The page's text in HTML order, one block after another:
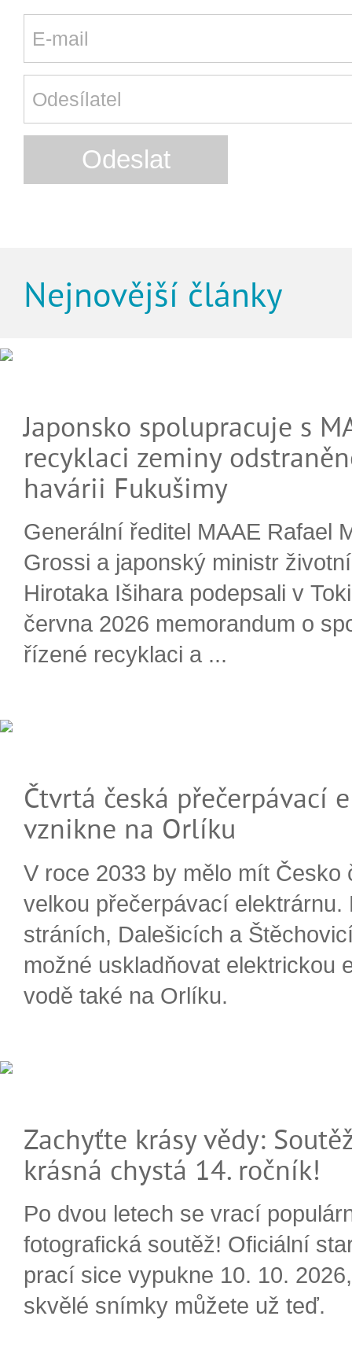
Nejnovější články
Japonsko spolupracuje s
recyklaci zeminy
havárii Fukušimy
Generální ředitel MAAE Rafael
Grossi a japonský ministr
Hirotaka Išihara podepsali v
června 2026 memorandum o
řízené recyklaci a ...
Čtvrtá česká přečerpávací
vznikne na Orlíku
V roce 2033 by mělo mít Česko
velkou přečerpávací elektrárnu.
stráních, Dalešicích a
možné uskladňovat elektrickou
vodě také na Orlíku.
Zachyťte krásy vědy:
krásná chystá 14. ročník!
Po dvou letech se vrací
fotografická soutěž! Oficiální
prací sice vypukne 10. 10.
skvělé snímky můžete už teď.